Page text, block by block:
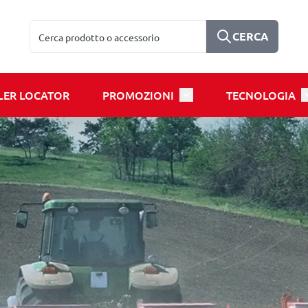
CERCA
for Products
LOCATOR PROMOZIONI Toggle submenu for
TECNOLOGIA